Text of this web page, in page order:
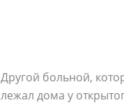
Другой больной,
лежал дома у